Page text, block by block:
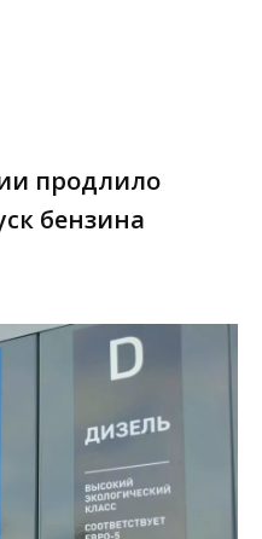
продлило
бензина